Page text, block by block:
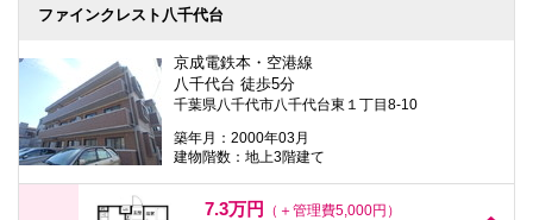
ファインクレスト八千代台
京成電鉄本・空港線
八千代台 徒歩5分
千葉県八千代市八千代台東１丁目8-10
築年月：2000年03月
建物階数：地上3階建て
7.3万円
（＋管理費5,000円）